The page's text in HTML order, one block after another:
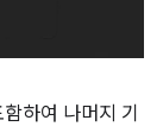
하여 나머지 기